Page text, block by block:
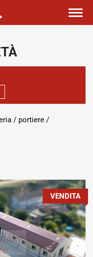
/ portiere /
VENDITA